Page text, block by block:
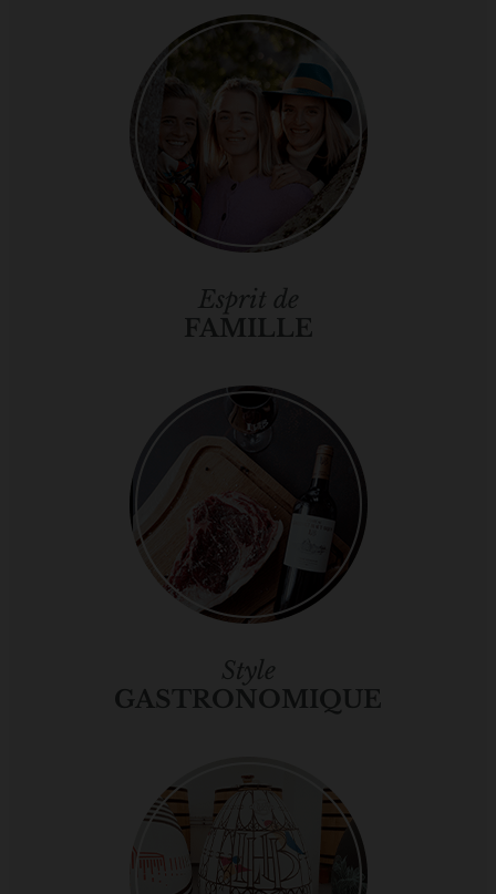
Esprit de
FAMILLE
Style
GASTRONOMIQUE